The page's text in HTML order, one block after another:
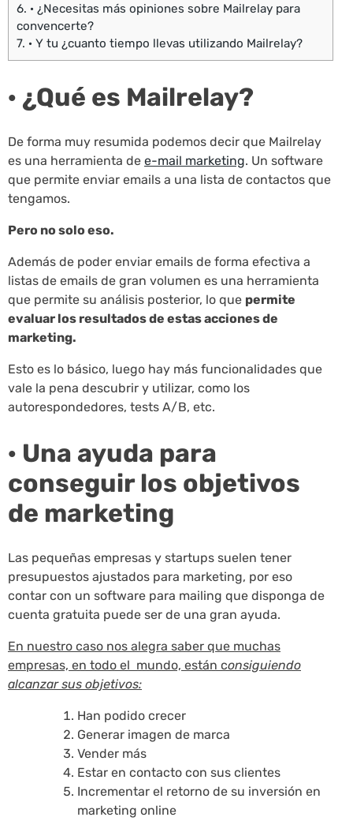
6. · ¿Necesitas más opiniones sobre Mailrelay para
convencerte?
7. · Y tu ¿cuanto tiempo llevas utilizando Mailrelay?
· ¿Qué es Mailrelay?
De forma muy resumida podemos decir que Mailrelay
es una herramienta de e-mail marketing. Un software
que permite enviar emails a una lista de contactos que
tengamos.
Pero no solo eso.
Además de poder enviar emails de forma efectiva a
listas de emails de gran volumen es una herramienta
que permite su análisis posterior, lo que permite
evaluar los resultados de estas acciones de
marketing.
Esto es lo básico, luego hay más funcionalidades que
vale la pena descubrir y utilizar, como los
autorespondedores, tests A/B, etc.
· Una ayuda para
conseguir los objetivos
de marketing
Las pequeñas empresas y startups suelen tener
presupuestos ajustados para marketing, por eso
contar con un software para mailing que disponga de
cuenta gratuita puede ser de una gran ayuda.
En nuestro caso nos alegra saber que muchas
empresas, en todo el mundo, están consiguiendo
alcanzar sus objetivos:
Han podido crecer
Generar imagen de marca
Vender más
Estar en contacto con sus clientes
Incrementar el retorno de su inversión en
marketing online